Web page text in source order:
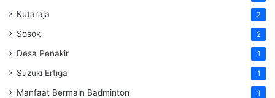
Kutaraja 2
Sosok 2
Desa Penakir 1
Suzuki Ertiga 1
Manfaat Bermain Badminton 1